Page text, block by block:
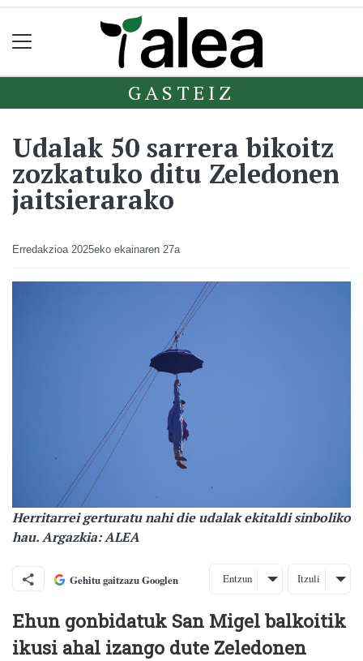
GASTEIZ
Udalak 50 sarrera bikoitz
zozkatuko ditu Zeledonen
jaitsierarako
Erredakzioa 2025eko ekainaren 27a
Herritarrei gerturatu nahi die udalak ekitaldi sinboliko
hau. Argazkia: ALEA
Gehitu gaitzazu Googlen Entzun Itzuli
Ehun gonbidatuk San Migel balkoitik
ikusi ahal izango dute Zeledonen